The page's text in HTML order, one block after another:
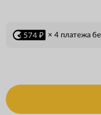
574 ₽ × 4 платежа